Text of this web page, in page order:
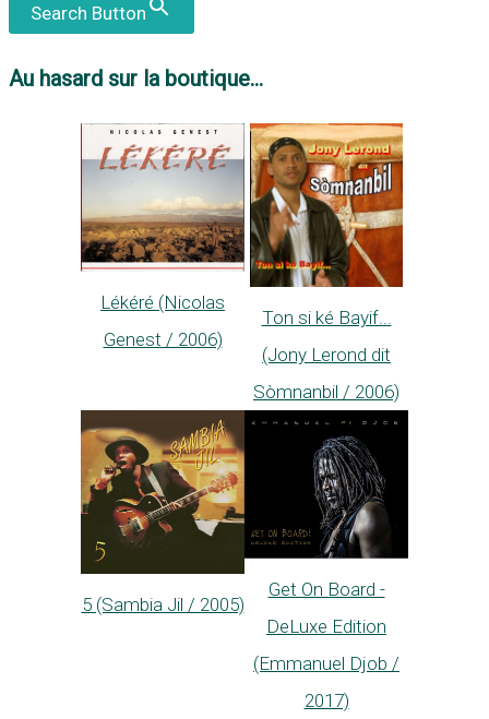
Search Button
Au hasard sur la boutique...
Lékéré (Nicolas
Genest / 2006)
Ton si ké Bayif...
(Jony Lerond dit
Sòmnanbil / 2006)
5 (Sambia Jil / 2005)
Get On Board -
DeLuxe Edition
(Emmanuel Djob /
2017)